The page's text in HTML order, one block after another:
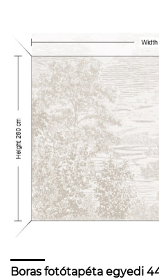
Boras fotótapéta egyedi